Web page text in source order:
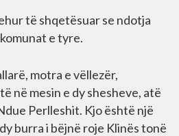
të shqetësuar se ndotja
e tyre.
motra e vëllezër,
në mesin e dy shesheve, atë
Perlleshit. Kjo është një
burra i bëjnë roje Klinës tonë